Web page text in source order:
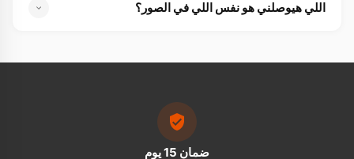
حادة. والطفل بيتعلم التوازن عليها بسرعة
اللي هيوصلني هو نفس اللي في الصور؟
ولو وصلك حاجة مختلفة عندك حق الاسترجاع خلال 15 يوم
ضمان 15 يوم